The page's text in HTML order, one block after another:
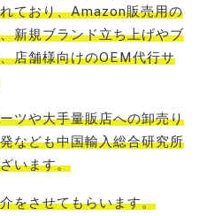
ており、Amazon販売用の
新規ブランド立ち上げやブ
店舗様向けのOEM代行サ
ツや大手量販店への卸売り
なども中国輸入総合研究所
います。
をさせてもらいます。